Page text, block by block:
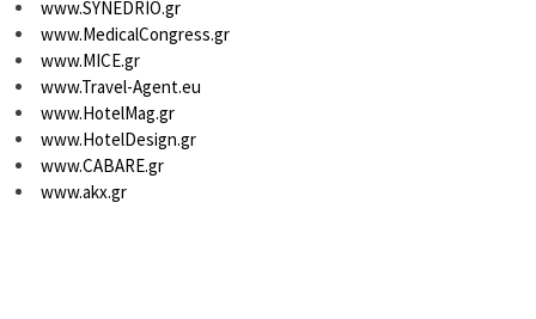
www.SYNEDRIO.gr
www.MedicalCongress.gr
www.MICE.gr
www.Travel-Agent.eu
www.HotelMag.gr
www.HotelDesign.gr
www.CABARE.gr
www.akx.gr